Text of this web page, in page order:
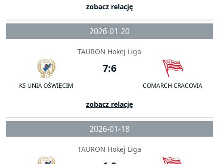
zobacz relację
2026-01-20
TAURON Hokej Liga
KS UNIA OŚWIĘCIM
7:6
COMARCH CRACOVIA
zobacz relację
2026-01-18
TAURON Hokej Liga